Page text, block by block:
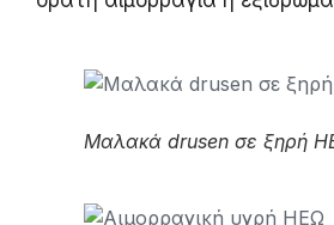
Μαλακά drusen σε ξηρή